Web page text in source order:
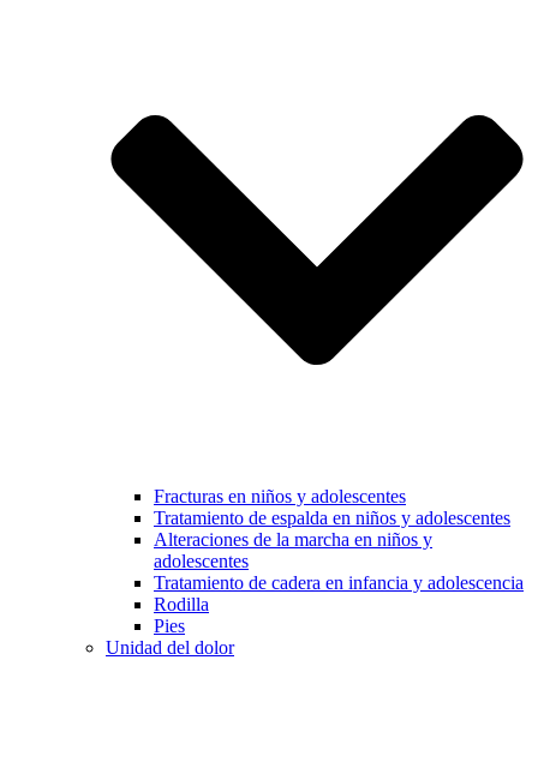
Fracturas en niños y adolescentes
Tratamiento de espalda en niños y adolescentes
Alteraciones de la marcha en niños y
adolescentes
Tratamiento de cadera en infancia y adolescencia
Rodilla
Pies
Unidad del dolor